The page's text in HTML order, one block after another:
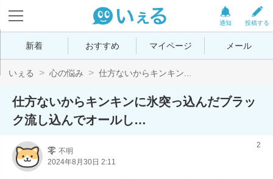
投稿する
通知
新着 おすすめ マイページ メール
いぇる 心の悩み 仕方ないからキンキン...
仕方ないからキンキンに氷突っ込んだブラッ
ク流し込んでオールし…
零 不明
2024年8月30日 2:11
2